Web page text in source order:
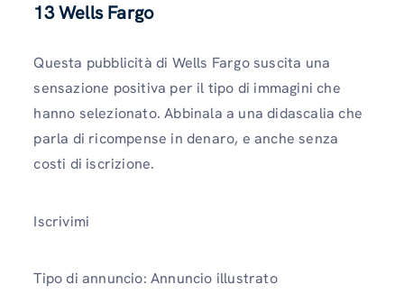
13Wells Fargo
Questa pubblicità di Wells Fargo suscita una
sensazione positiva per il tipo di immagini che
hanno selezionato. Abbinala a una didascalia che
parla di ricompense in denaro, e anche senza
costi di iscrizione.
Iscrivimi
Tipo di annuncio: Annuncio illustrato